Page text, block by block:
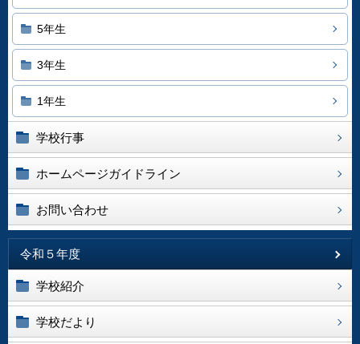
5年生
3年生
1年生
学校行事
ホームページガイドライン
お問い合わせ
令和５年度
学校紹介
学校だより